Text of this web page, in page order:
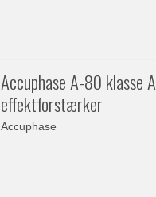
Accuphase A-80 klasse A
effektforstærker
Accuphase